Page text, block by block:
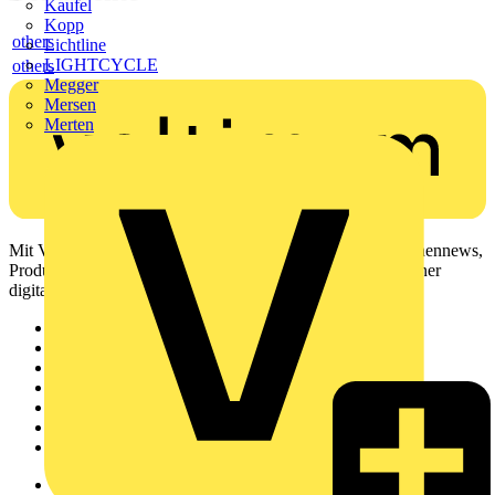
Kaufel
Kopp
Lichtline
LIGHTCYCLE
Megger
Mersen
Merten
others
others
Mit Voltimum erhalten Elektrofachkräfte Zugang zu Branchennews,
Produktinformationen, Schulungen und Tools – alles auf einer
digitalen Plattform und Community.